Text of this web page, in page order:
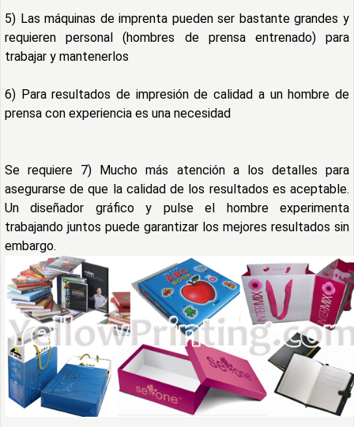
5) Las máquinas de imprenta pueden ser bastante grandes y
requieren personal (hombres de prensa entrenado) para
trabajar y mantenerlos
6) Para resultados de impresión de calidad a un hombre de
prensa con experiencia es una necesidad
Se requiere 7) Mucho más atención a los detalles para
asegurarse de que la calidad de los resultados es aceptable.
Un diseñador gráfico y pulse el hombre experimenta
trabajando juntos puede garantizar los mejores resultados sin
embargo.